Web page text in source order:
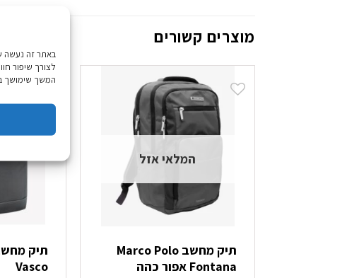
לצורך שיפור
המשך שימושך
מוצרים קשורים
המלאי אזל
תיק מחשב Marco Polo
Fontana אפור כהה
Vasco